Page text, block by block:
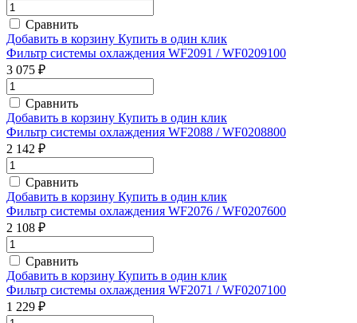
Сравнить
Добавить в корзину Купить в один клик
Фильтр системы охлаждения WF2091 / WF0209100
3 075 ₽
Сравнить
Добавить в корзину Купить в один клик
Фильтр системы охлаждения WF2088 / WF0208800
2 142 ₽
Сравнить
Добавить в корзину Купить в один клик
Фильтр системы охлаждения WF2076 / WF0207600
2 108 ₽
Сравнить
Добавить в корзину Купить в один клик
Фильтр системы охлаждения WF2071 / WF0207100
1 229 ₽